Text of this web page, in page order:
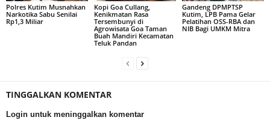
Polres Kutim Musnahkan
Narkotika Sabu Senilai
Rp1,3 Miliar
Kopi Goa Cullang,
Kenikmatan Rasa
Tersembunyi di
Agrowisata Goa Taman
Buah Mandiri Kecamatan
Teluk Pandan
Gandeng DPMPTSP
Kutim, LPB Pama Gelar
Pelatihan OSS-RBA dan
NIB Bagi UMKM Mitra
TINGGALKAN KOMENTAR
Login untuk meninggalkan komentar